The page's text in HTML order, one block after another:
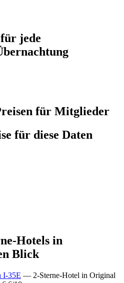
jede
für Mitglieder
für diese Daten
Hotels in
Blick
I-35E — 2-Sterne-Hotel in Original